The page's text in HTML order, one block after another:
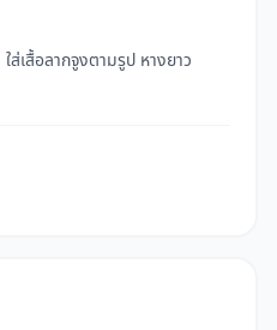
เสื้อลากจูงตามรูป หางยาว